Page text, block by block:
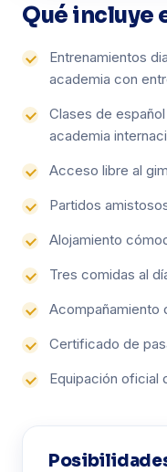
Qué incluye
Entrenamientos
academia con
Clases de
academia
Acceso libre al
Partidos
Alojamiento
Tres comidas al
Acompañamiento
Certificado de
Equipación oficial